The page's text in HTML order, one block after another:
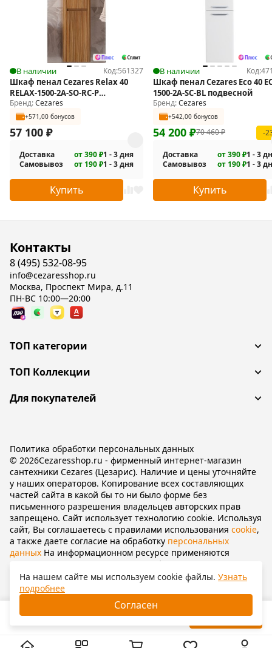
56 620₽ В корзину
В наличии Код:561327
Шкаф пенал Cezares Relax 40
RELAX-1500-2A-SO-RC-P
подвесной
Бренд:Cezares
+571,00 бонусов
57 100 ₽
Доставка от 390 ₽1 - 3 дня
Самовывоз
от 190 ₽1 - 3 дня
Купить
В наличии Код:
Шкаф пенал Cezares Eco 40
1500-2A-SC-BL подвесной
Бренд:Cezares
+542,00 бонусов
70 460₽
54 200 ₽ -
Доставка от 390 ₽1 - 3
Самовывоз
от 190 ₽1 - 3
Купить
Контакты
8 (495) 532-08-95
info@cezaresshop.ru
Москва, Проспект Мира, д.11
ПН-ВС 10:00—20:00
ТОП категории
ТОП Коллекции
Для покупателей
© 2026Cezaresshop.ru - фирменный интернет-магазин
сантехники Cezares (Цезарис). Наличие и цены уточняйте
у наших операторов. Копирование всех составляющих
частей сайта в какой бы то ни было форме без
письменного разрешения владельцев авторских прав
запрещено. Сайт использует технологию cookie. Используя
сайт, Вы соглашаетесь с правилами использования cookie,
а также даете согласие на обработку персональных
данных На информационном ресурсе применяются
(информационные
технологии предоставления информации на основе сбора,
систематизации и анализа сведений, относящихся к
предпочтениям пользователей сети «Интернет»,
находящихся на территории Российской Федерации).
Политика обработки персональных данных
На нашем сайте мы используем cookie файлы. Узнать
подробнее
Согласен